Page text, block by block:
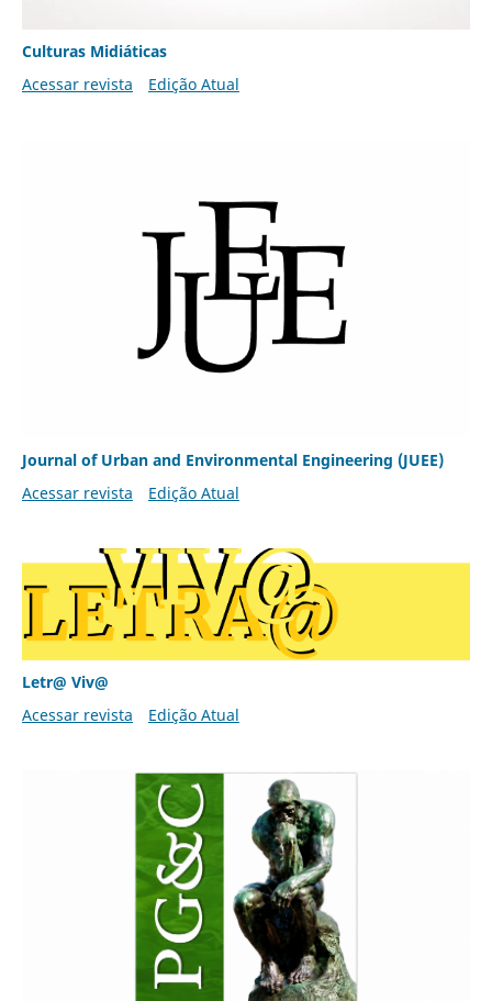
Culturas Midiáticas
Acessar revista
Edição Atual
Journal of Urban and Environmental Engineering (JUEE)
Acessar revista
Edição Atual
Letr@ Viv@
Acessar revista
Edição Atual